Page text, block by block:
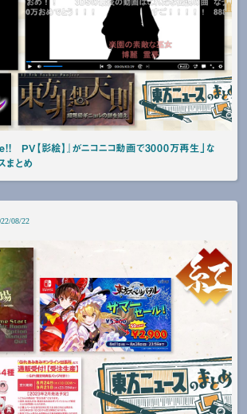
ＰＶ【影絵】』がニコニコ動画で3000万再生」な
まとめ
08/22